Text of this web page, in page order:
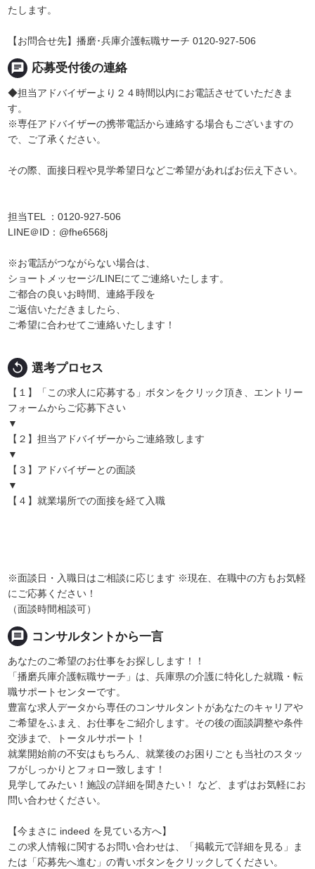
たします。
【お問合せ先】播磨･兵庫介護転職サーチ 0120-927-506
chat 応募受付後の連絡
◆担当アドバイザーより２４時間以内にお電話させていただきま
す。
※専任アドバイザーの携帯電話から連絡する場合もございますの
で、ご了承ください。
その際、面接日程や見学希望日などご希望があればお伝え下さい。
担当TEL ：0120-927-506
LINE＠ID：@fhe6568j
※お電話がつながらない場合は、
ショートメッセージ/LINEにてご連絡いたします。
ご都合の良いお時間、連絡手段を
ご返信いただきましたら、
ご希望に合わせてご連絡いたします！
replay 選考プロセス
【１】「この求人に応募する」ボタンをクリック頂き、エントリー
フォームからご応募下さい
▼
【２】担当アドバイザーからご連絡致します
▼
【３】アドバイザーとの面談
▼
【４】就業場所での面接を経て入職
※面談日・入職日はご相談に応じます ※現在、在職中の方もお気軽
にご応募ください！
（面談時間相談可）
message コンサルタントから一言
あなたのご希望のお仕事をお探しします！！
「播磨兵庫介護転職サーチ」は、兵庫県の介護に特化した就職・転
職サポートセンターです。
豊富な求人データから専任のコンサルタントがあなたのキャリアや
ご希望をふまえ、お仕事をご紹介します。その後の面談調整や条件
交渉まで、トータルサポート！
就業開始前の不安はもちろん、就業後のお困りごとも当社のスタッ
フがしっかりとフォロー致します！
見学してみたい！施設の詳細を聞きたい！ など、まずはお気軽にお
問い合わせください。
【今まさに indeed を見ている方へ】
この求人情報に関するお問い合わせは、「掲載元で詳細を見る」ま
たは「応募先へ進む」の青いボタンをクリックしてください。